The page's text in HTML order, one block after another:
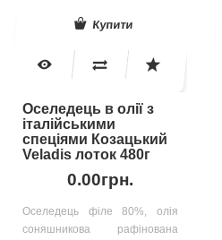
Купити
Оселедець в олії з
італійськими
спеціями Козацький
Veladis лоток 480г
0.00грн.
Оселедець філе 80%, олія
соняшникова рафінована